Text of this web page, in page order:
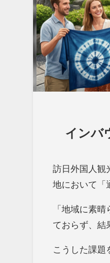
インバ
訪日外国人観
地において「
「地域に素
ておらず、結
こうした課題